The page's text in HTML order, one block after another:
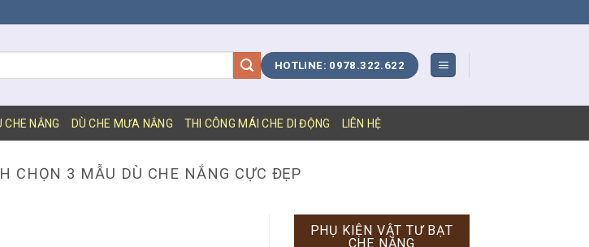
HOTLINE: 0978.322.622
CHE NẮNG DÙ CHE MƯA NẮNG THI CÔNG MÁI CHE DI ĐỘNG LIÊN HỆ
CHỌN 3 MẪU DÙ CHE NẮNG CỰC ĐẸP
PHỤ KIỆN VẬT TƯ BẠT
CHE NẮNG